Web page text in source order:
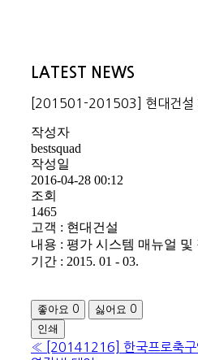
LATEST NEWS
[201501-201503] 현대건설
작성자
bestsquad
작성일
2016-04-28 00:12
조회
1465
고객 : 현대건설
내용 : 평가 시스템 매뉴얼 및
기간 : 2015. 01 - 03.
좋아요 0 싫어요 0
인쇄
«
[20141216] 한국프로축구